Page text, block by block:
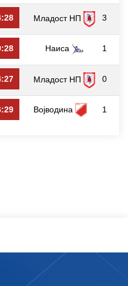
Младост НП 3
Наиса 1
Младост НП 0
Војводина 1